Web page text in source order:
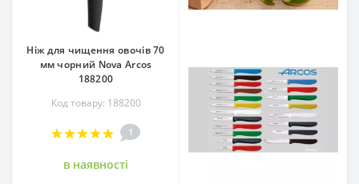
Ніж для чищення овочів 70
мм чорний Nova Arcos
188200
Код товару: 188200
1
в наявностi